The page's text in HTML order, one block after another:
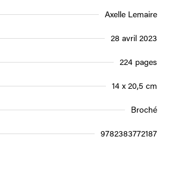
Axelle Lemaire
28 avril 2023
224 pages
14 x 20,5 cm
Broché
9782383772187